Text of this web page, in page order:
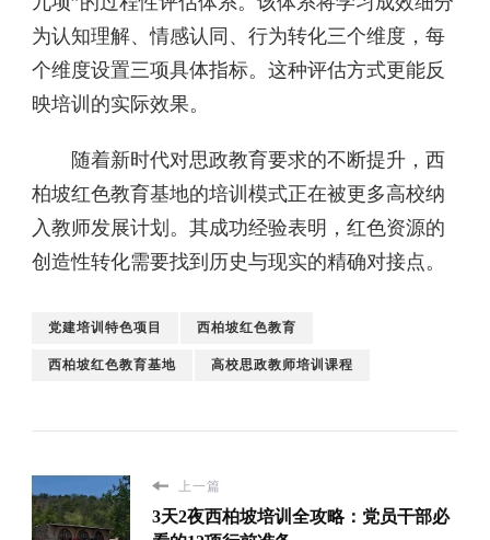
为认知理解、情感认同、行为转化三个维度，每
个维度设置三项具体指标。这种评估方式更能反
映培训的实际效果。
随着新时代对思政教育要求的不断提升，西
柏坡红色教育基地的培训模式正在被更多高校纳
入教师发展计划。其成功经验表明，红色资源的
创造性转化需要找到历史与现实的精确对接点。
党建培训特色项目 西柏坡红色教育
西柏坡红色教育基地 高校思政教师培训课程
上一篇
3天2夜西柏坡培训全攻略：党员干部必